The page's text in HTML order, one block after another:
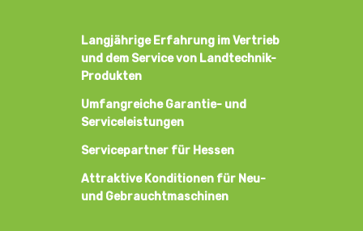
Langjährige Erfahrung im Vertrieb
und dem Service von Landtechnik-
Produkten
Umfangreiche Garantie- und
Serviceleistungen
Servicepartner für Hessen
Attraktive Konditionen für Neu-
und Gebrauchtmaschinen